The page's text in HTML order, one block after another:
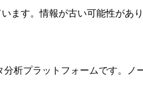
ます。情報が古い可能性があ
析プラットフォームです。